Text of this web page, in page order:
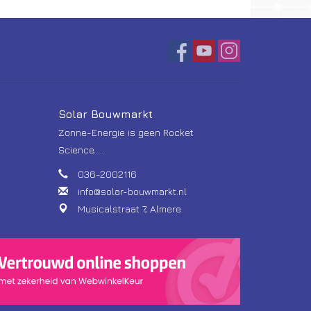
Solar Bouwmarkt
Zonne-Energie is geen Rocket
Science.....
036-2002116
info@solar-bouwmarkt.nl
Musicalstraat 7, Almere